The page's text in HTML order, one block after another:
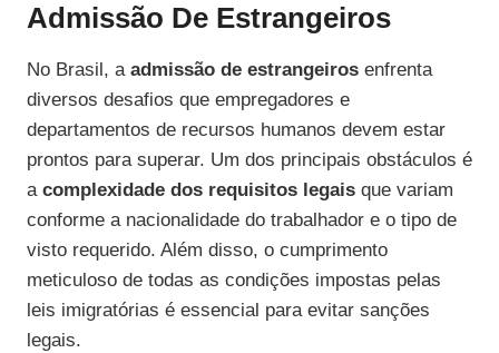
Admissão De Estrangeiros
No Brasil, a admissão de estrangeiros enfrenta
diversos desafios que empregadores e
departamentos de recursos humanos devem estar
prontos para superar. Um dos principais obstáculos é
a complexidade dos requisitos legais que variam
conforme a nacionalidade do trabalhador e o tipo de
visto requerido. Além disso, o cumprimento
meticuloso de todas as condições impostas pelas
leis imigratórias é essencial para evitar sanções
legais.